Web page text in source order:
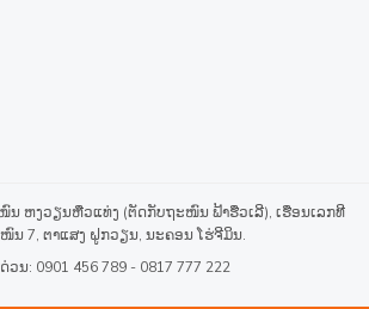
ນ ຫງວຽນຫືວແທ່ງ (ຕັດກັບຖະໜົນ ຟ້າຮືວເລີ), ເຮືອນເລກທີ
ນ 7, ຕາແສງ ຝູກວຽນ, ນະຄອນ ໂຮ່ຈີມິນ.
ວນ: 0901 456 789 - 0817 777 222